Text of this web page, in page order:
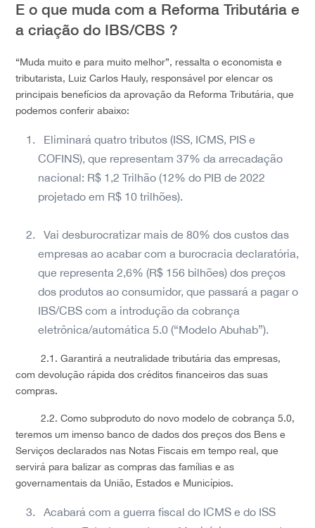
E o que muda com a Reforma Tributária e
a criação do IBS/CBS ?
“Muda muito e para muito melhor”, ressalta o economista e
tributarista, Luiz Carlos Hauly, responsável por elencar os
principais benefícios da aprovação da Reforma Tributária, que
podemos conferir abaixo:
Eliminará quatro tributos (ISS, ICMS, PIS e
COFINS), que representam 37% da arrecadação
nacional: R$ 1,2 Trilhão (12% do PIB de 2022
projetado em R$ 10 trilhões).
Vai desburocratizar mais de 80% dos custos das
empresas ao acabar com a burocracia declaratória,
que representa 2,6% (R$ 156 bilhões) dos preços
dos produtos ao consumidor, que passará a pagar o
IBS/CBS com a introdução da cobrança
eletrônica/automática 5.0 (“Modelo Abuhab”).
2.1. Garantirá a neutralidade tributária das empresas,
com devolução rápida dos créditos financeiros das suas
compras.
2.2. Como subproduto do novo modelo de cobrança 5.0,
teremos um imenso banco de dados dos preços dos Bens e
Serviços declarados nas Notas Fiscais em tempo real, que
servirá para balizar as compras das famílias e as
governamentais da União, Estados e Municípios.
Acabará com a guerra fiscal do ICMS e do ISS